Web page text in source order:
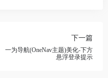
下一篇
一为导航(OneNav主题)美化-下方
悬浮登录提示